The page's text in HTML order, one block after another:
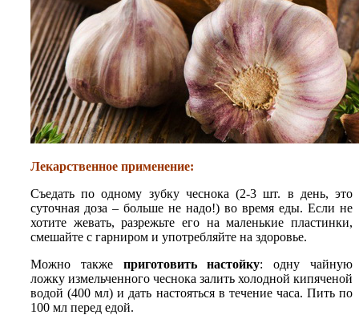
Лекарственное применение:
Съедать по одному зубку чеснока (2-3 шт. в день, это
суточная доза – больше не надо!) во время еды. Если не
хотите жевать, разрежьте его на маленькие пластинки,
смешайте с гарниром и употребляйте на здоровье.
Можно также приготовить настойку: одну чайную
ложку измельченного чеснока залить холодной кипяченой
водой (400 мл) и дать настояться в течение часа. Пить по
100 мл перед едой.